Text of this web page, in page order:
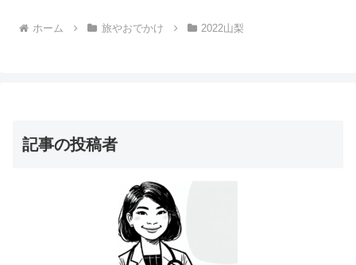
ホーム 旅やおでかけ 2022山梨
記事の投稿者